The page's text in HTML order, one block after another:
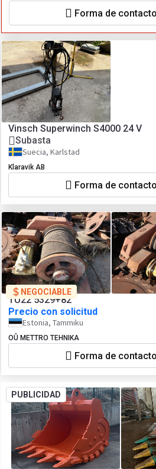
Forma de contacto
Vinsch Superwinch S4000 24 V
Subasta
Suecia, Karlstad
Klaravik AB
Forma de contacto
NEGOCIABLE
TU22 5329+82
Precio con solicitud
Estonia, Tammiku
OÛ METTRO TEHNIKA
Forma de contacto
PUBLICIDAD